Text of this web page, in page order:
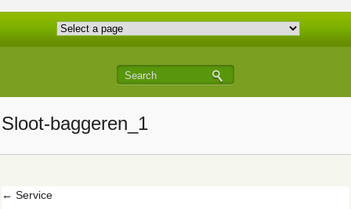
Sloot-baggeren_1
← Service